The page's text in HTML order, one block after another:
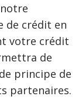
de crédit en
votre crédit
de
principe de
partenaires.